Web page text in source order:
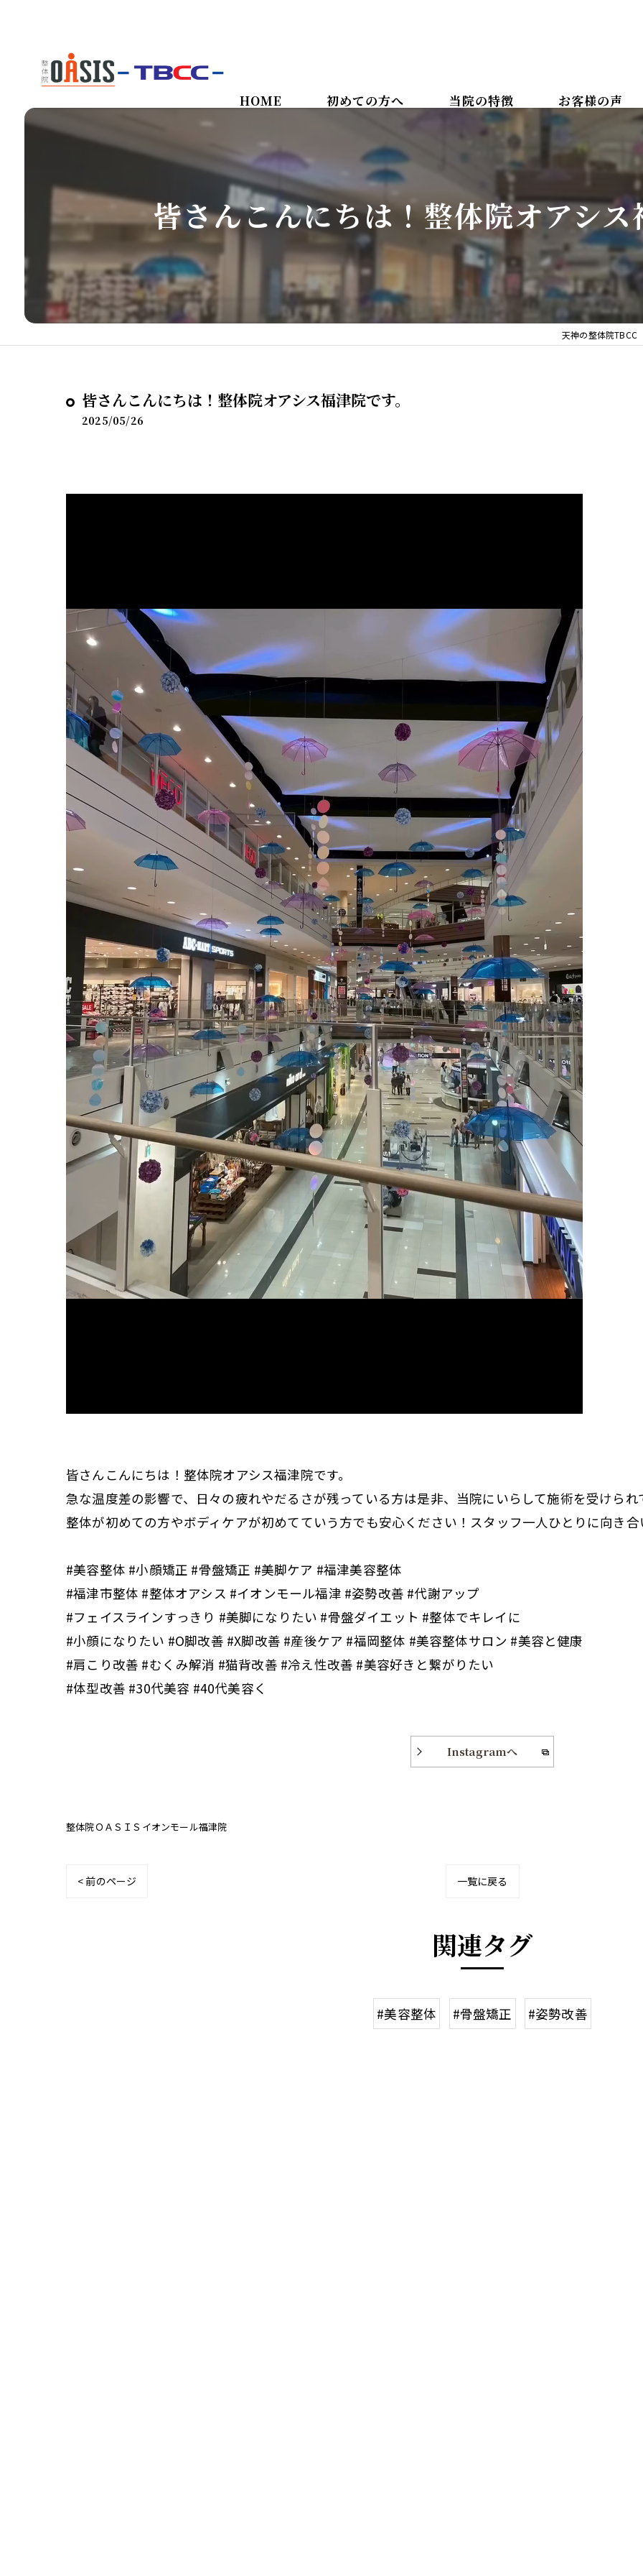
HOME 初めての方へ 当院の特徴
カイロプラクティック
ボディケアマッサージ
腰痛
肩こり
お客様の声
皆さんこんにちは！整体院オアシ
天神の整体院TBCC
皆さんこんにちは！整体院オアシス福津院です。
2025/05/26
皆さんこんにちは！整体院オアシス福津院です。
急な温度差の影響で、日々の疲れやだるさが残っている方は是非、当院にいらして施術を受けら
整体が初めての方やボディケアが初めてていう方でも安心ください！スタッフ一人ひとりに向き合
#美容整体 #小顔矯正 #骨盤矯正 #美脚ケア #福津美容整体
#福津市整体 #整体オアシス #イオンモール福津 #姿勢改善 #代謝アップ
#フェイスラインすっきり #美脚になりたい #骨盤ダイエット #整体でキレイに
#小顔になりたい #O脚改善 #X脚改善 #産後ケア #福岡整体 #美容整体サロン #美容と健康
#肩こり改善 #むくみ解消 #猫背改善 #冷え性改善 #美容好きと繋がりたい
#体型改善 #30代美容 #40代美容く
Instagramへ
整体院ＯＡＳＩＳイオンモール福津院
< 前のページ 一覧に戻る
関連タグ
#美容整体 #骨盤矯正 #姿勢改善